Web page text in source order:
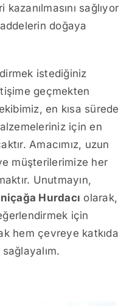
sağlıyor
doğaya
istediğiniz
geçmekten
en kısa sürede
için en
Amacımız, uzun
müşterilerimize her
Unutmayın,
Hurdacı olarak,
için
hem çevreye katkıda